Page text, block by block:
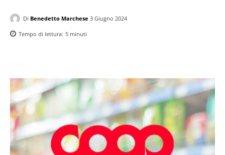
Di Benedetto Marchese 3 Giugno 2024
Tempo di lettura: 5 minuti